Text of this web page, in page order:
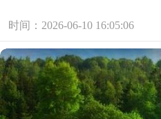
时间：2026-06-10 16:05:06